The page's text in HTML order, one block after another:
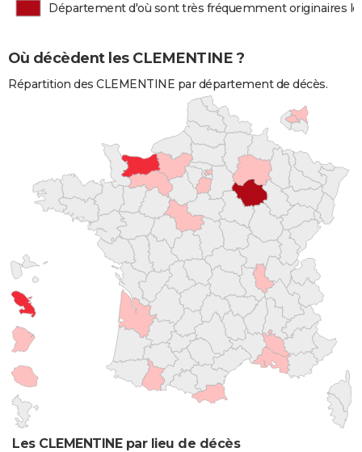
Département d'où sont très fréquemment originaires
Où décèdent les CLEMENTINE ?
Répartition des CLEMENTINE par département de décès.
Les CLEMENTINE par lieu de décès